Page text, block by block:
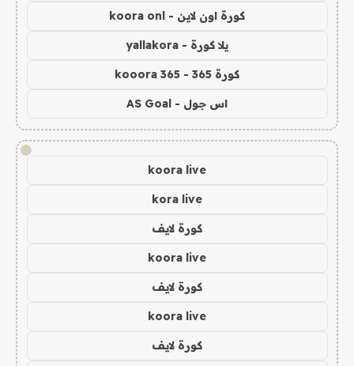
كورة اون لاين - koora onl
يلا كورة - yallakora
كورة 365 - kooora 365
اس جول - AS Goal
!
koora live
kora live
كورة لايف
koora live
كورة لايف
koora live
كورة لايف